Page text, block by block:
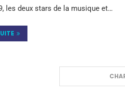
les deux stars de la musique et…